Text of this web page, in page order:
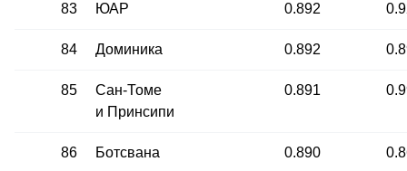
83 ЮАР 0.892
84 Доминика 0.892
85
Сан-Томе
и Принсипи
0.891
86 Ботсвана 0.890